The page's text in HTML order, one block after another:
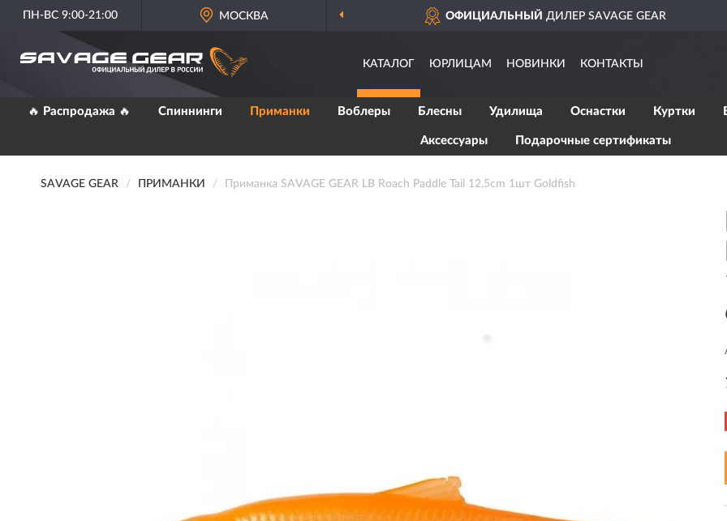
ПН-ВС 9:00-21:00 МОСКВА ОФИЦИАЛЬНЫЙ ДИЛЕР SAVAGE GEAR
КАТАЛОГ ЮРЛИЦАМ НОВИНКИ КОНТАКТЫ
🔥 Распродажа 🔥 Спиннинги Приманки Воблеры Блесны Удилища Оснастки Куртки
Аксессуары Подарочные сертификаты
SAVAGE GEAR ПРИМАНКИ Приманка SAVAGE GEAR LB Roach Paddle Tail 12,5cm 1шт Goldfish